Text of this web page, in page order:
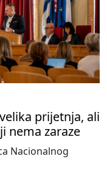
prijetnja, ali
nema zaraze
Nacionalnog